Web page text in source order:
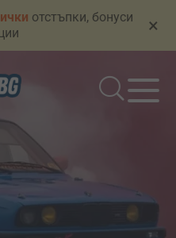
отстъпки, бонуси
×